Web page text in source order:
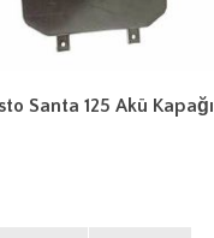
Santa 125 Akü Kapağı